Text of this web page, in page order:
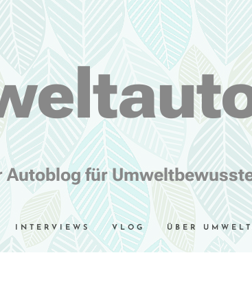
Autoblog für
INTERVIEWS VLOG ÜBER